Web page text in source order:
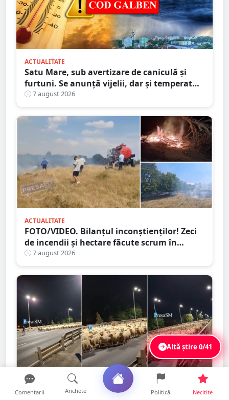
ACTUALITATE
Satu Mare, sub avertizare de caniculă și
furtuni. Se anunță vijelii, dar și temperaturi
ridicate. Avertizarea ANM
7 august 2026
ACTUALITATE
FOTO/VIDEO. Bilanțul inconștienților! Zeci
de incendii și hectare făcute scrum în
județul Satu Mare
7 august 2026
ACTUALITATE
VIDEO. Noapte neobișnuită în Satu Mare. O
Altă știre0/41
Comentarii Anchete Politică Necitite